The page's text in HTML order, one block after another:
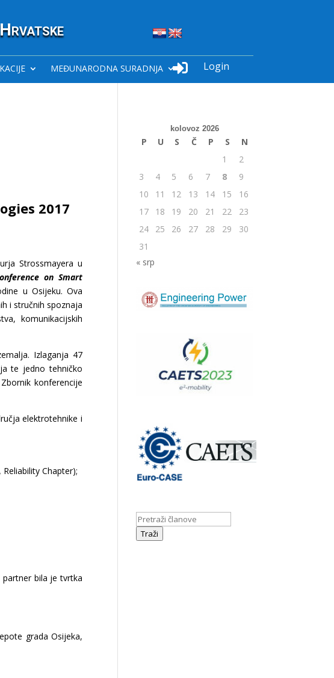
MEĐUNARODNA SURADNJA  Login
2017
Strossmayera u
on Smart
u Osijeku. Ova
i stručnih spoznaja
komunikacijskih
Izlaganja 47
te jedno tehničko
konferencije
elektrotehnike i
Chapter);
bila je tvrtka
grada Osijeka,
kolovoz 2026
P U S Č P S
N
1
2
3
4 5 6 7 8
9
10
11 12 13 14 15
16
17
18 19 20 21 22
23
24
25 26 27 28 29
30
31
« srp
Traži